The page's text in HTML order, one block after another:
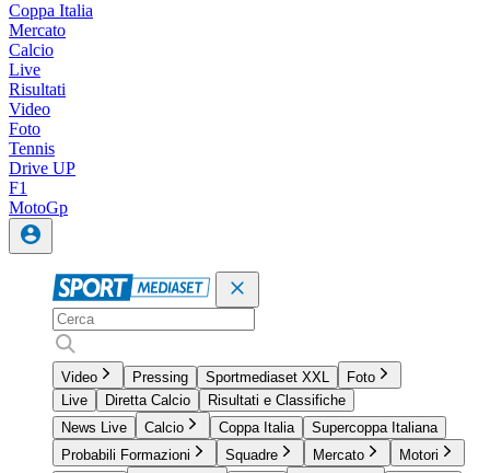
Coppa Italia
Mercato
Calcio
Live
Risultati
Video
Foto
Tennis
Drive UP
F1
MotoGp
Video Pressing Sportmediaset XXL
Foto
Live
Diretta Calcio
Risultati e Classifiche
News Live
Calcio Coppa Italia
Supercoppa Italiana
Probabili Formazioni
Squadre Mercato
Motori